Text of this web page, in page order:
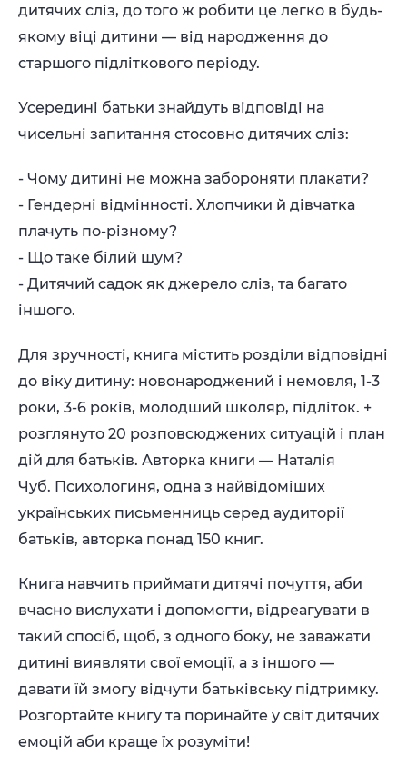
дитячих сліз, до того ж робити це легко в будь-
якому віці дитини — від народження до
старшого підліткового періоду.
Усередині батьки знайдуть відповіді на
чисельні запитання стосовно дитячих сліз:
- Чому дитині не можна забороняти плакати?
- Гендерні відмінності. Хлопчики й дівчатка
плачуть по-різному?
- Що таке білий шум?
- Дитячий садок як джерело сліз, та багато
іншого.
Для зручності, книга містить розділи відповідні
до віку дитину: новонароджений і немовля, 1-3
роки, 3-6 років, молодший школяр, підліток. +
розглянуто 20 розповсюджених ситуацій і план
дій для батьків. Авторка книги — Наталія
Чуб. Психологиня, одна з найвідоміших
українських письменниць серед аудиторії
батьків, авторка понад 150 книг.
Книга навчить приймати дитячі почуття, аби
вчасно вислухати і допомогти, відреагувати в
такий спосіб, щоб, з одного боку, не заважати
дитині виявляти свої емоції, а з іншого —
давати їй змогу відчути батьківську підтримку.
Розгортайте книгу та поринайте у світ дитячих
емоцій аби краще їх розуміти!